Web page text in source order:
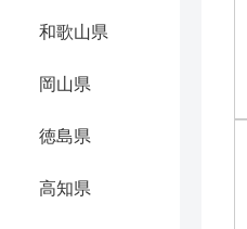
和歌山県
岡山県
徳島県
高知県